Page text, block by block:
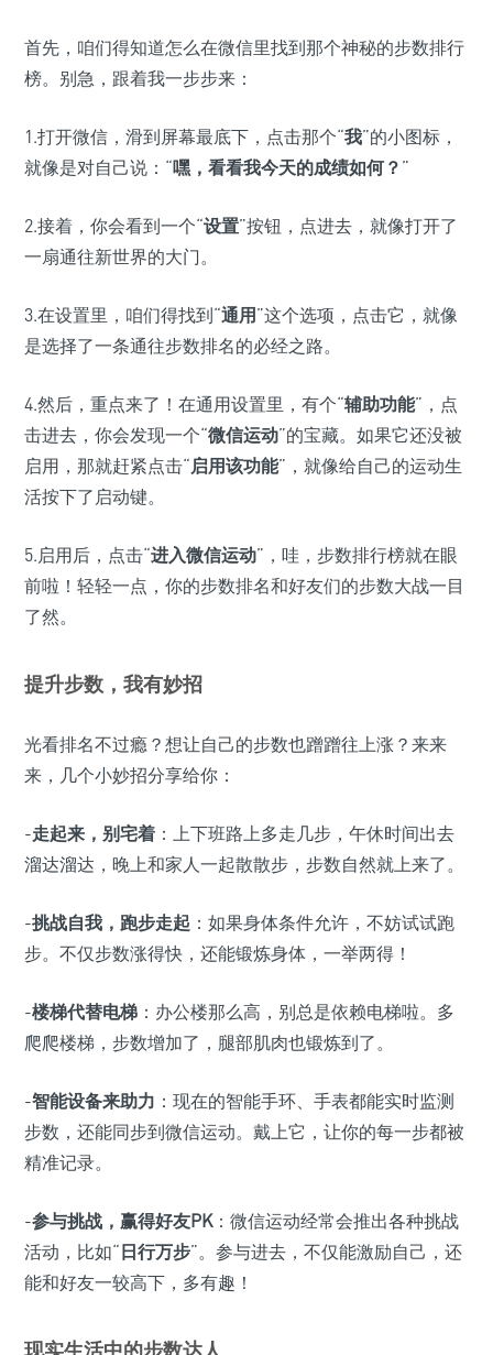
首先，咱们得知道怎么在微信里找到那个神秘的步数排行
榜。别急，跟着我一步步来：
1.打开微信，滑到屏幕最底下，点击那个“我”的小图标，
就像是对自己说：“嘿，看看我今天的成绩如何？ ”
2.接着，你会看到一个“设置”按钮，点进去，就像打开了
一扇通往新世界的大门。
3.在设置里，咱们得找到“通用”这个选项，点击它，就像
是选择了一条通往步数排名的必经之路。
4.然后，重点来了！在通用设置里，有个“辅助功能”，点
击进去，你会发现一个“微信运动”的宝藏。如果它还没被
启用，那就赶紧点击“启用该功能”，就像给自己的运动生
活按下了启动键。
5.启用后，点击“进入微信运动”，哇，步数排行榜就在眼
前啦！轻轻一点，你的步数排名和好友们的步数大战一目
了然。
提升步数，我有妙招
光看排名不过瘾？想让自己的步数也蹭蹭往上涨？来来
来，几个小妙招分享给你：
-走起来，别宅着 ：上下班路上多走几步，午休时间出去
溜达溜达，晚上和家人一起散散步，步数自然就上来了。
-挑战自我，跑步走起 ：如果身体条件允许，不妨试试跑
步。不仅步数涨得快，还能锻炼身体，一举两得！
-楼梯代替电梯 ：办公楼那么高，别总是依赖电梯啦。多
爬爬楼梯，步数增加了，腿部肌肉也锻炼到了。
-智能设备来助力 ：现在的智能手环、手表都能实时监测
步数，还能同步到微信运动。戴上它，让你的每一步都被
精准记录。
-参与挑战，赢得好友PK：微信运动经常会推出各种挑战
活动，比如“日行万步”。参与进去，不仅能激励自己，还
能和好友一较高下，多有趣！
现实生活中的步数达人